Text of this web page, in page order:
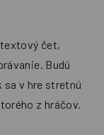
čet,
Budú
sa v hre stretnú
z hráčov.